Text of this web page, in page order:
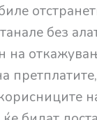
без
на